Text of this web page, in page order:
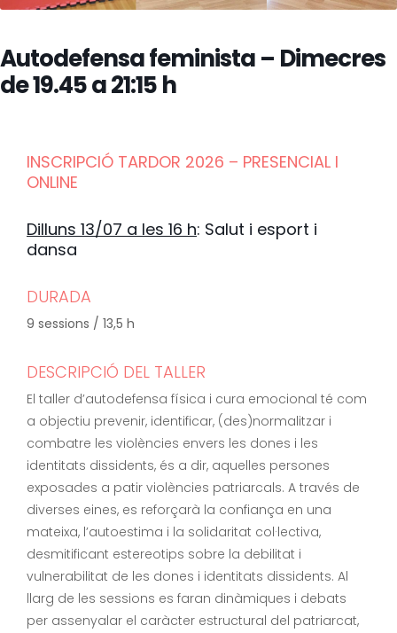
Autodefensa feminista – Dimecres
de 19.45 a 21:15 h
INSCRIPCIÓ TARDOR 2026 – PRESENCIAL I
ONLINE
Dilluns 13/07 a les 16 h: Salut i esport i
dansa
DURADA
9 sessions / 13,5 h
DESCRIPCIÓ DEL TALLER
El taller d’autodefensa física i cura emocional té com
a objectiu prevenir, identificar, (des)normalitzar i
combatre les violències envers les dones i les
identitats dissidents, és a dir, aquelles persones
exposades a patir violències patriarcals. A través de
diverses eines, es reforçarà la confiança en una
mateixa, l’autoestima i la solidaritat col·lectiva,
desmitificant estereotips sobre la debilitat i
vulnerabilitat de les dones i identitats dissidents. Al
llarg de les sessions es faran dinàmiques i debats
per assenyalar el caràcter estructural del patriarcat,